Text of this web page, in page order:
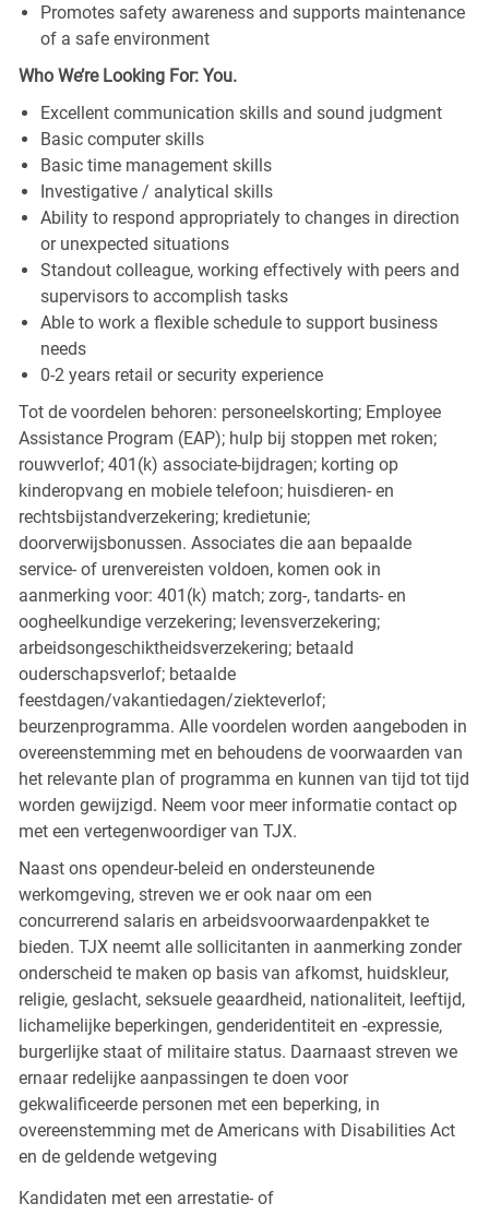
Promotes safety awareness and supports maintenance
of a safe environment
Who We’re Looking For: You.
Excellent communication skills and sound judgment
Basic computer skills
Basic time management skills
Investigative / analytical skills
Ability to respond appropriately to changes in direction
or unexpected situations
Standout colleague, working effectively with peers and
supervisors to accomplish tasks
Able to work a flexible schedule to support business
needs
0-2 years retail or security experience
Tot de voordelen behoren: personeelskorting; Employee
Assistance Program (EAP); hulp bij stoppen met roken;
rouwverlof; 401(k) associate-bijdragen; korting op
kinderopvang en mobiele telefoon; huisdieren- en
rechtsbijstandverzekering; kredietunie;
doorverwijsbonussen. Associates die aan bepaalde
service- of urenvereisten voldoen, komen ook in
aanmerking voor: 401(k) match; zorg-, tandarts- en
oogheelkundige verzekering; levensverzekering;
arbeidsongeschiktheidsverzekering; betaald
ouderschapsverlof; betaalde
feestdagen/vakantiedagen/ziekteverlof;
beurzenprogramma. Alle voordelen worden aangeboden in
overeenstemming met en behoudens de voorwaarden van
het relevante plan of programma en kunnen van tijd tot tijd
worden gewijzigd. Neem voor meer informatie contact op
met een vertegenwoordiger van TJX.
Naast ons opendeur-beleid en ondersteunende
werkomgeving, streven we er ook naar om een
concurrerend salaris en arbeidsvoorwaardenpakket te
bieden. TJX neemt alle sollicitanten in aanmerking zonder
onderscheid te maken op basis van afkomst, huidskleur,
religie, geslacht, seksuele geaardheid, nationaliteit, leeftijd,
lichamelijke beperkingen, genderidentiteit en -expressie,
burgerlijke staat of militaire status. Daarnaast streven we
ernaar redelijke aanpassingen te doen voor
gekwalificeerde personen met een beperking, in
overeenstemming met de Americans with Disabilities Act
en de geldende wetgeving
Kandidaten met een arrestatie- of